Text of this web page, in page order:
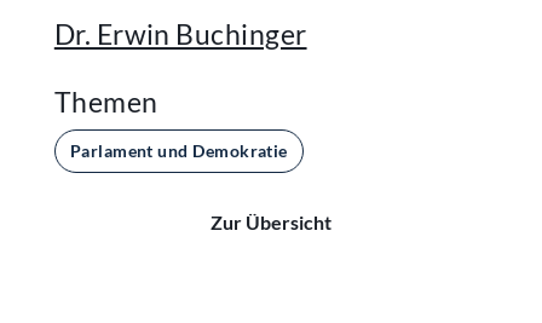
Dr. Erwin Buchinger
Themen
Parlament und Demokratie
Zur Übersicht